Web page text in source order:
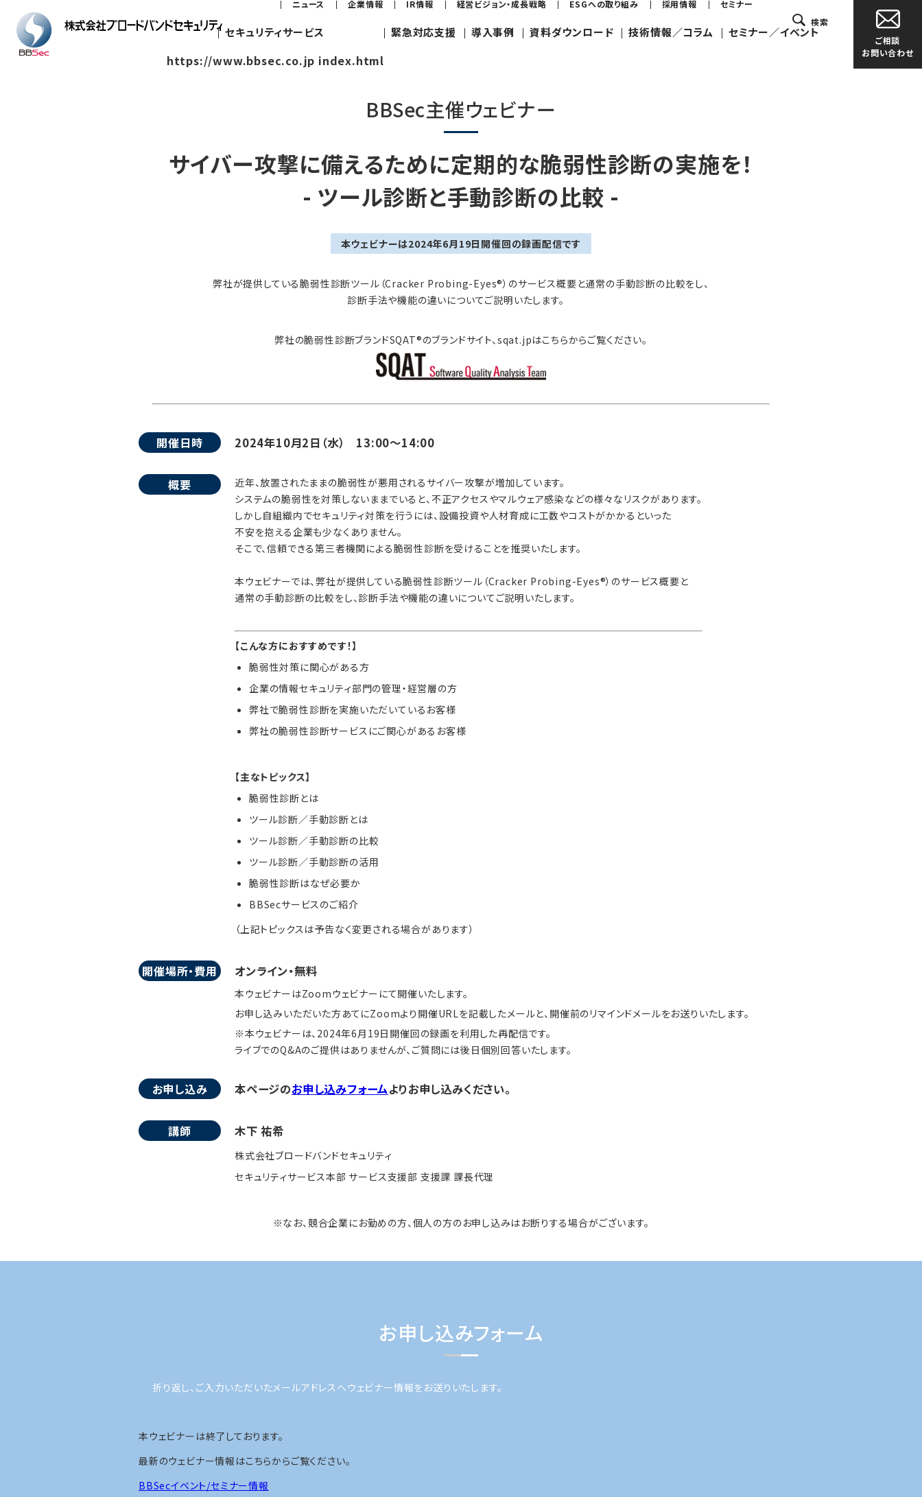
ニュース 企業情報 IR情報 経営ビジョン・成長戦略 ESGへの取り組み 採用情報 セミナー
セキュリティサービス
https://www.bbsec.co.jp index.html
緊急対応支援 導入事例 資料ダウンロード 技術情報／コラム セミナー／イベント
検索
ご相談
お問い合わせ
BBSec主催ウェビナー
サイバー攻撃に備えるために定期的な脆弱性診断の実施を！
- ツール診断と手動診断の比較 -
本ウェビナーは2024年6月19日開催回の録画配信です
弊社が提供している脆弱性診断ツール（Cracker Probing-Eyes®）のサービス概要と通常の手動診断の比較をし、
診断手法や機能の違いについてご説明いたします。
弊社の脆弱性診断ブランドSQAT®のブランドサイト、sqat.jpはこちらからご覧ください。
開催日時 2024年10月2日（水） 13:00～14:00
概要
近年、放置されたままの脆弱性が悪用されるサイバー攻撃が増加しています。
システムの脆弱性を対策しないままでいると、不正アクセスやマルウェア感染などの様々なリスクがあります。
しかし自組織内でセキュリティ対策を行うには、設備投資や人材育成に工数やコストがかかるといった
不安を抱える企業も少なくありません。
そこで、信頼できる第三者機関による脆弱性診断を受けることを推奨いたします。
本ウェビナーでは、弊社が提供している脆弱性診断ツール（Cracker Probing-Eyes®）のサービス概要と
通常の手動診断の比較をし、診断手法や機能の違いについてご説明いたします。
【こんな方におすすめです！】
脆弱性対策に関心がある方
企業の情報セキュリティ部門の管理・経営層の方
弊社で脆弱性診断を実施いただいているお客様
弊社の脆弱性診断サービスにご関心があるお客様
【主なトピックス】
脆弱性診断とは
ツール診断／手動診断とは
ツール診断／手動診断の比較
ツール診断／手動診断の活用
脆弱性診断はなぜ必要か
BBSecサービスのご紹介
（上記トピックスは予告なく変更される場合があります）
開催場所・費用 オンライン・無料
本ウェビナーはZoomウェビナーにて開催いたします。
お申し込みいただいた方あてにZoomより開催URLを記載したメールと、開催前のリマインドメールをお送りいたします。
※本ウェビナーは、2024年6月19日開催回の録画を利用した再配信です。
ライブでのQ&Aのご提供はありませんが、ご質問には後日個別回答いたします。
お申し込み 本ページのお申し込みフォームよりお申し込みください。
講師 木下 祐希
株式会社ブロードバンドセキュリティ
セキュリティサービス本部 サービス支援部 支援課 課長代理
※なお、競合企業にお勤めの方、個人の方のお申し込みはお断りする場合がございます。
お申し込みフォーム
折り返し、ご入力いただいたメールアドレスへウェビナー情報をお送りいたします。
本ウェビナーは終了しております。
最新のウェビナー情報はこちらからご覧ください。
BBSecイベント/セミナー情報